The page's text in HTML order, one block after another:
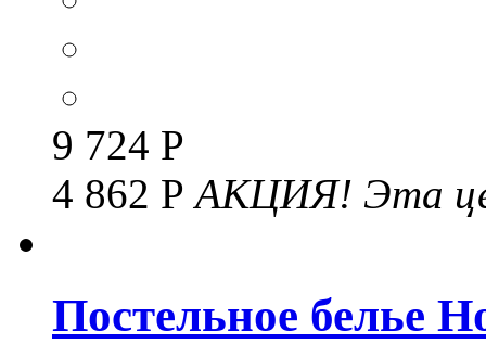
9 724 Р
4 862 РАКЦИЯ! Эта
Постельное белье